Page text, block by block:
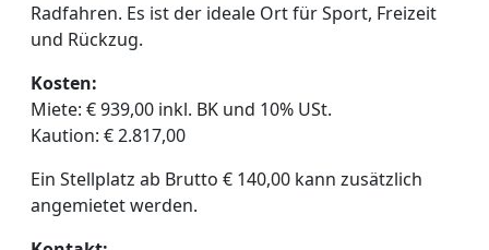
Radfahren. Es ist der ideale Ort für Sport, Freizeit
und Rückzug.
Kosten:
Miete: € 939,00 inkl. BK und 10% USt.
Kaution: € 2.817,00
Ein Stellplatz ab Brutto € 140,00 kann zusätzlich
angemietet werden.